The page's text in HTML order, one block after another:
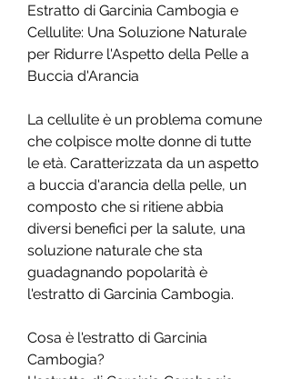
Estratto di Garcinia Cambogia e
Cellulite: Una Soluzione Naturale
per Ridurre l'Aspetto della Pelle a
Buccia d'Arancia
La cellulite è un problema comune
che colpisce molte donne di tutte
le età. Caratterizzata da un aspetto
a buccia d'arancia della pelle, un
composto che si ritiene abbia
diversi benefici per la salute, una
soluzione naturale che sta
guadagnando popolarità è
l'estratto di Garcinia Cambogia.
Cosa è l'estratto di Garcinia
Cambogia?